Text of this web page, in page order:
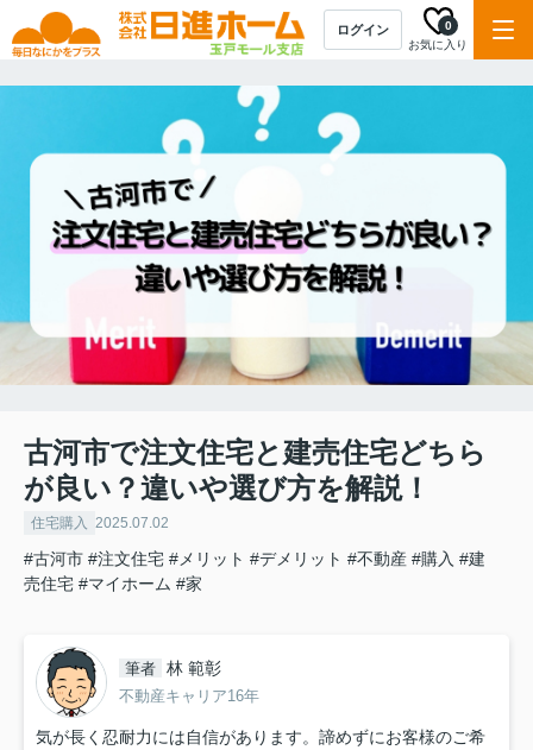
ログイン
お気に入り
0
古河市で注文住宅と建売住宅どちら
が良い？違いや選び方を解説！
住宅購入 2025.07.02
#古河市 #注文住宅 #メリット #デメリット #不動産 #購入 #建
売住宅 #マイホーム #家
筆者 林 範彰
不動産キャリア16年
気が長く忍耐力には自信があります。諦めずにお客様のご希